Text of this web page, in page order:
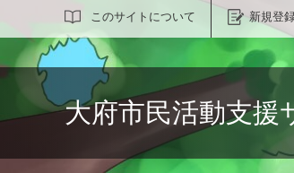
このサイトについて 新規登
サイト内検索
大府市民活動支援